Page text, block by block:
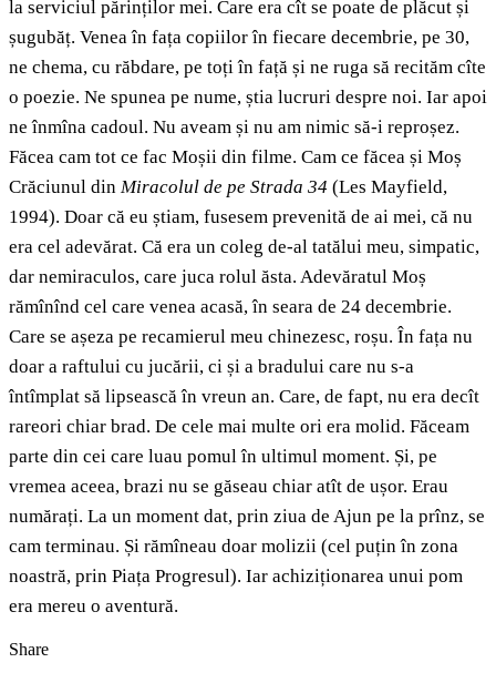
la serviciul părinților mei. Care era cît se poate de plăcut și
șugubăț. Venea în fața copiilor în fiecare decembrie, pe 30,
ne chema, cu răbdare, pe toți în față și ne ruga să recităm cîte
o poezie. Ne spunea pe nume, știa lucruri despre noi. Iar apoi
ne înmîna cadoul. Nu aveam și nu am nimic să-i reproșez.
Făcea cam tot ce fac Moșii din filme. Cam ce făcea și Moș
Crăciunul din Miracolul de pe Strada 34 (Les Mayfield,
1994). Doar că eu știam, fusesem prevenită de ai mei, că nu
era cel adevărat. Că era un coleg de-al tatălui meu, simpatic,
dar nemiraculos, care juca rolul ăsta. Adevăratul Moș
rămînînd cel care venea acasă, în seara de 24 decembrie.
Care se așeza pe recamierul meu chinezesc, roșu. În fața nu
doar a raftului cu jucării, ci și a bradului care nu s-a
întîmplat să lipsească în vreun an. Care, de fapt, nu era decît
rareori chiar brad. De cele mai multe ori era molid. Făceam
parte din cei care luau pomul în ultimul moment. Și, pe
vremea aceea, brazi nu se găseau chiar atît de ușor. Erau
numărați. La un moment dat, prin ziua de Ajun pe la prînz, se
cam terminau. Și rămîneau doar molizii (cel puțin în zona
noastră, prin Piața Progresul). Iar achiziționarea unui pom
era mereu o aventură.
Share